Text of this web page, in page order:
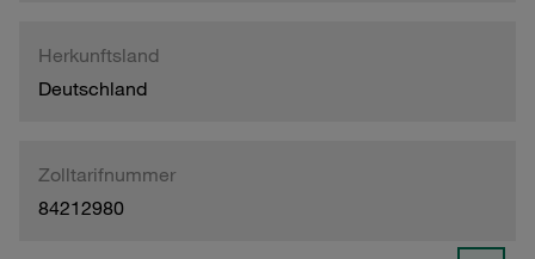
Herkunftsland
Deutschland
Zolltarifnummer
84212980